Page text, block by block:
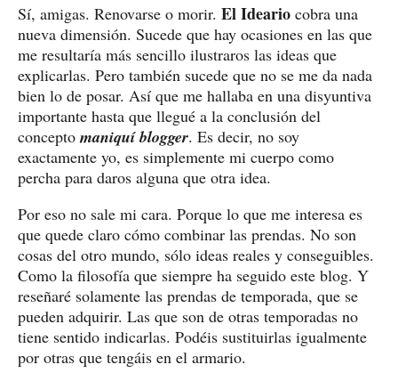
Sí, amigas. Renovarse o morir. El Ideario cobra una
nueva dimensión. Sucede que hay ocasiones en las que
me resultaría más sencillo ilustraros las ideas que
explicarlas. Pero también sucede que no se me da nada
bien lo de posar. Así que me hallaba en una disyuntiva
importante hasta que llegué a la conclusión del
concepto maniquí blogger. Es decir, no soy
exactamente yo, es simplemente mi cuerpo como
percha para daros alguna que otra idea.
Por eso no sale mi cara. Porque lo que me interesa es
que quede claro cómo combinar las prendas. No son
cosas del otro mundo, sólo ideas reales y conseguibles.
Como la filosofía que siempre ha seguido este blog. Y
reseñaré solamente las prendas de temporada, que se
pueden adquirir. Las que son de otras temporadas no
tiene sentido indicarlas. Podéis sustituirlas igualmente
por otras que tengáis en el armario.